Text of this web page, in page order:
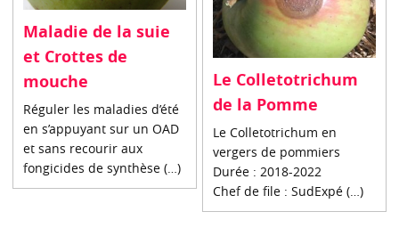
Maladie de la suie
et Crottes de
mouche
Réguler les maladies d’été
en s’appuyant sur un OAD
et sans recourir aux
fongicides de synthèse (…)
Le Colletotrichum
de la Pomme
Le Colletotrichum en
vergers de pommiers
Durée : 2018-2022
Chef de file : SudExpé (…)